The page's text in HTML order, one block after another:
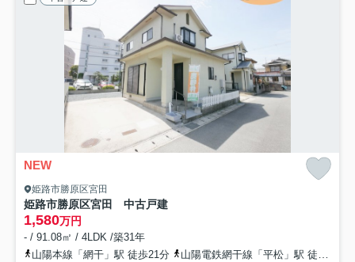
NEW
姫路市勝原区宮田
姫路市勝原区宮田 中古戸建
1,580万円
- / 91.08㎡ / 4LDK /築31年
山陽本線「網干」駅 徒歩21分
山陽電鉄網干線「平松」駅 徒歩29分